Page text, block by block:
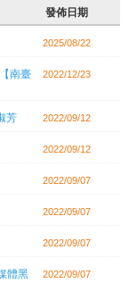
發佈日期
2025/08/22
南臺
2022/12/23
芳 2022/09/12
2022/09/12
2022/09/07
2022/09/07
2022/09/07
體黑
2022/09/07